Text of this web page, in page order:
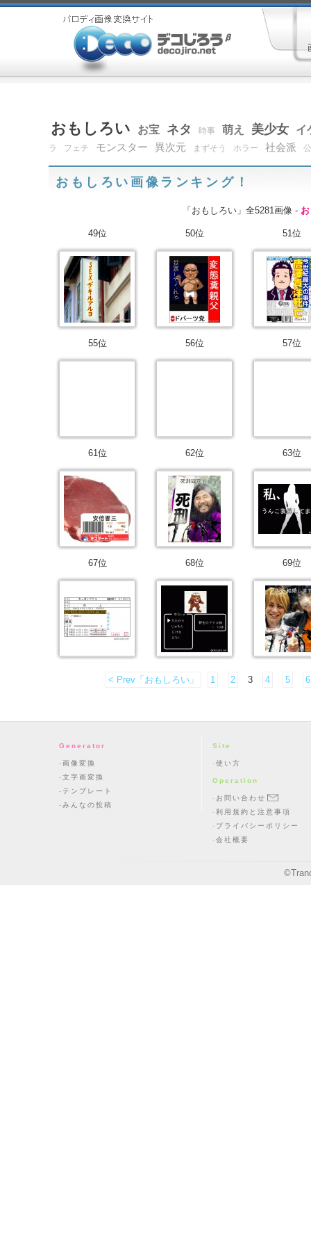
おもしろい お宝 ネタ 時事 萌え 美少女 イ
ラ フェチ モンスター 異次元 まずそう ホラー 社会派
おもしろい画像ランキング！
「おもしろい」全5281画像 -
49位 50位 51位
55位 56位 57位
61位 62位 63位
67位 68位 69位
< Prev「おもしろい」 1 2 3 4 5 6
Generator
画像変換
文字画変換
テンプレート
みんなの投稿
Site
使い方
Operation
お問い合わせ
利用規約と注意事項
プライバシーポリシー
会社概要
©